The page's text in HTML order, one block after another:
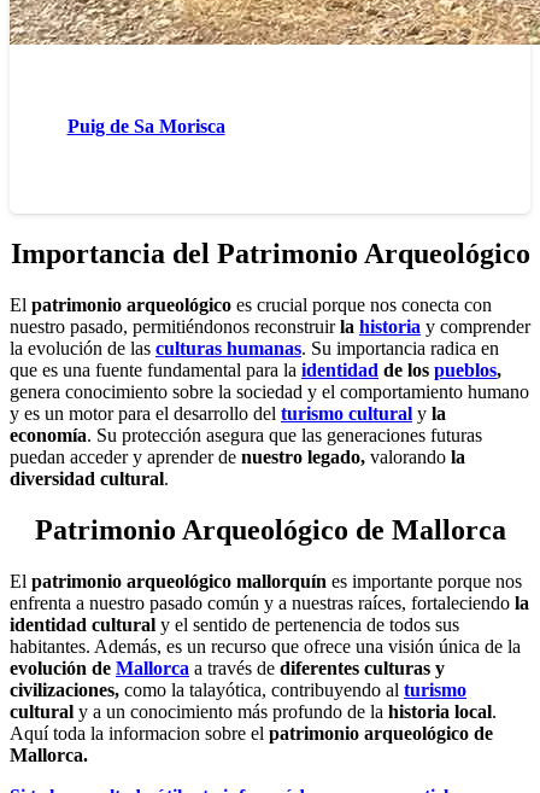
Puig de Sa Morisca
Importancia del Patrimonio Arqueológico
El patrimonio arqueológico es crucial porque nos conecta con
nuestro pasado, permitiéndonos reconstruirla historia y comprender
la evolución de las culturas humanas. Su importancia radica en
que es una fuente fundamental para la identidad de los pueblos,
genera conocimiento sobre la sociedad y el comportamiento humano
y es un motor para el desarrollo del turismo cultural y la
economía. Su protección asegura que las generaciones futuras
puedan acceder y aprender de nuestro legado, valorando la
diversidad cultural.
Patrimonio Arqueológico de Mallorca
El patrimonio arqueológico mallorquín es importante porque nos
enfrenta a nuestro pasado común y a nuestras raíces, fortaleciendo la
identidad cultural y el sentido de pertenencia de todos sus
habitantes. Además, es un recurso que ofrece una visión única de la
evolución de Mallorca a través de diferentes culturas y
civilizaciones, como la talayótica, contribuyendo al turismo
cultural y a un conocimiento más profundo de la historia local.
Aquí toda la informacion sobre el patrimonio arqueológico de
Mallorca.